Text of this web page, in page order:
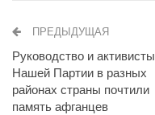
ПРЕДЫДУЩАЯ
Руководство и активисты
Нашей Партии в разных
районах страны почтили
память афганцев